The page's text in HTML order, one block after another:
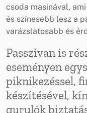
csoda masinával,
és színesebb lesz a
varázslatosabb és
Passzívan is
eseményen
piknikezéssel,
készítésével,
gurulók